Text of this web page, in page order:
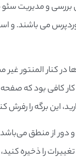
بررسی و مدیریت
می باشند. و
در کنار المنتور
کافی بود که
این برگه را رفرش
از منطق می‌باشد.
تغییرات را ذخیره